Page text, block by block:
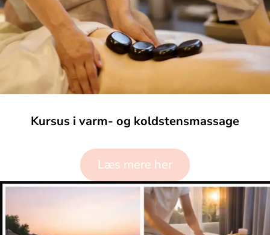
Kursus i varm- og koldstensmassage
Læs mere her